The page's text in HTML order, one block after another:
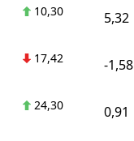
10,30 5,32
17,42 -1,58
24,30 0,91